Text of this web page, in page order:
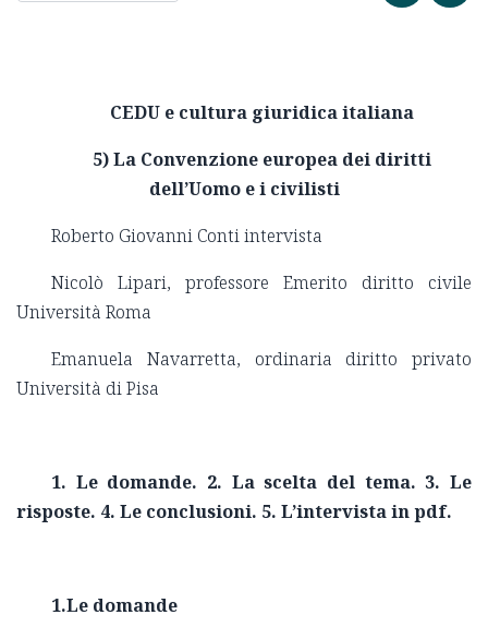
CEDU e cultura giuridica italiana
5) La Convenzione europea dei diritti
dell’Uomo e i civilisti
Roberto Giovanni Conti intervista
Nicolò Lipari, professore Emerito diritto civile
Università Roma
Emanuela Navarretta, ordinaria diritto privato
Università di Pisa
1. Le domande. 2. La scelta del tema. 3. Le
risposte. 4. Le conclusioni. 5. L’intervista in pdf.
1.Le domande